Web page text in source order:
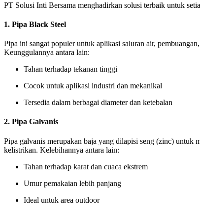
PT Solusi Inti Bersama menghadirkan solusi terbaik untuk
1. Pipa Black Steel
Pipa ini sangat populer untuk aplikasi saluran air,
Keunggulannya antara lain:
Tahan terhadap tekanan tinggi
Cocok untuk aplikasi industri dan mekanikal
Tersedia dalam berbagai diameter dan ketebalan
2. Pipa Galvanis
Pipa galvanis merupakan baja yang dilapisi seng (zinc) untuk
kelistrikan. Kelebihannya antara lain:
Tahan terhadap karat dan cuaca ekstrem
Umur pemakaian lebih panjang
Ideal untuk area outdoor